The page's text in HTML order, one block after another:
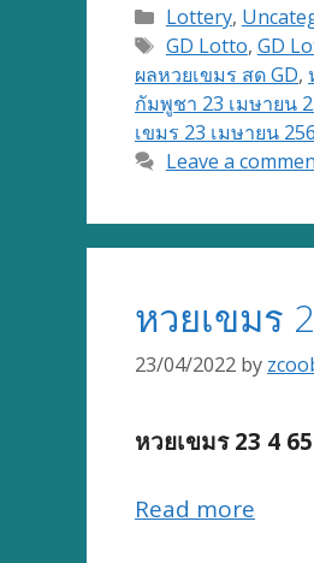
Categories
Lottery,
Tags
GD Lotto, GD
ผลหวยเขมร สด GD,
กัมพูชา 23 เมษายน
เขมร 23 เมษายน
Leave a
หวยเขมร
23/04/2022 by
หวยเขมร 23 4 65
Read more